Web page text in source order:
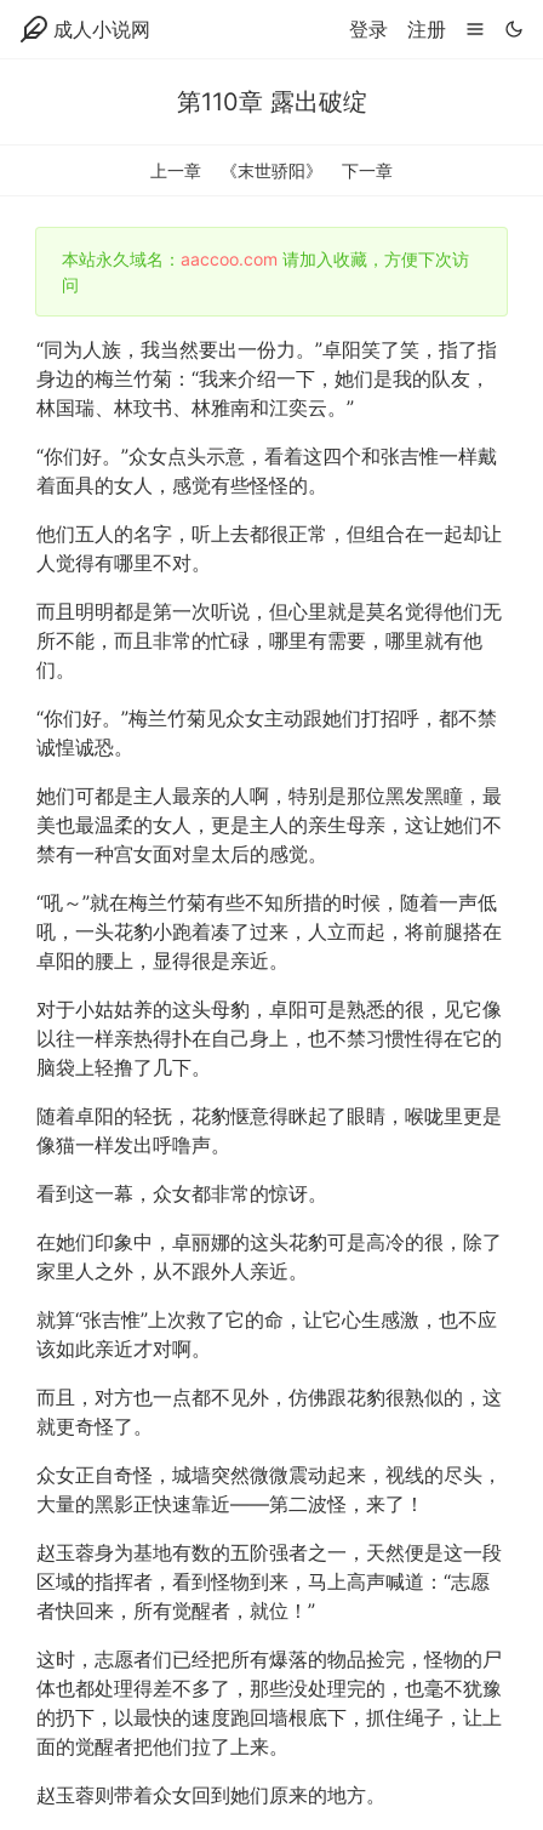
成人小说网 登录 注册
第110章 露出破绽
上一章 《末世骄阳》 下一章
本站永久域名： aaccoo.com 请加入收藏，方便下次访
问
“同为人族，我当然要出一份力。”卓阳笑了笑，指了指
身边的梅兰竹菊：“我来介绍一下，她们是我的队友，
林国瑞、林玟书、林雅南和江奕云。”
“你们好。”众女点头示意，看着这四个和张吉惟一样戴
着面具的女人，感觉有些怪怪的。
他们五人的名字，听上去都很正常，但组合在一起却让
人觉得有哪里不对。
而且明明都是第一次听说，但心里就是莫名觉得他们无
所不能，而且非常的忙碌，哪里有需要，哪里就有他
们。
“你们好。”梅兰竹菊见众女主动跟她们打招呼，都不禁
诚惶诚恐。
她们可都是主人最亲的人啊，特别是那位黑发黑瞳，最
美也最温柔的女人，更是主人的亲生母亲，这让她们不
禁有一种宫女面对皇太后的感觉。
“吼～”就在梅兰竹菊有些不知所措的时候，随着一声低
吼，一头花豹小跑着凑了过来，人立而起，将前腿搭在
卓阳的腰上，显得很是亲近。
对于小姑姑养的这头母豹，卓阳可是熟悉的很，见它像
以往一样亲热得扑在自己身上，也不禁习惯性得在它的
脑袋上轻撸了几下。
随着卓阳的轻抚，花豹惬意得眯起了眼睛，喉咙里更是
像猫一样发出呼噜声。
看到这一幕，众女都非常的惊讶。
在她们印象中，卓丽娜的这头花豹可是高冷的很，除了
家里人之外，从不跟外人亲近。
就算“张吉惟”上次救了它的命，让它心生感激，也不应
该如此亲近才对啊。
而且，对方也一点都不见外，仿佛跟花豹很熟似的，这
就更奇怪了。
众女正自奇怪，城墙突然微微震动起来，视线的尽头，
大量的黑影正快速靠近——第二波怪，来了！
赵玉蓉身为基地有数的五阶强者之一，天然便是这一段
区域的指挥者，看到怪物到来，马上高声喊道：“志愿
者快回来，所有觉醒者，就位！”
这时，志愿者们已经把所有爆落的物品捡完，怪物的尸
体也都处理得差不多了，那些没处理完的，也毫不犹豫
的扔下，以最快的速度跑回墙根底下，抓住绳子，让上
面的觉醒者把他们拉了上来。
赵玉蓉则带着众女回到她们原来的地方。